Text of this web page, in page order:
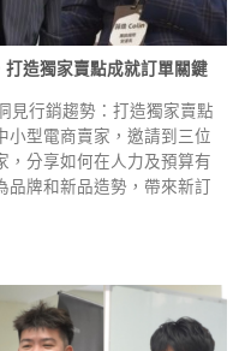
造獨家賣點成就訂單關鍵
見行銷趨勢：打造獨家賣點
小型電商賣家，邀請到三位
，分享如何在人力及預算有
品牌和新品造勢，帶來新訂